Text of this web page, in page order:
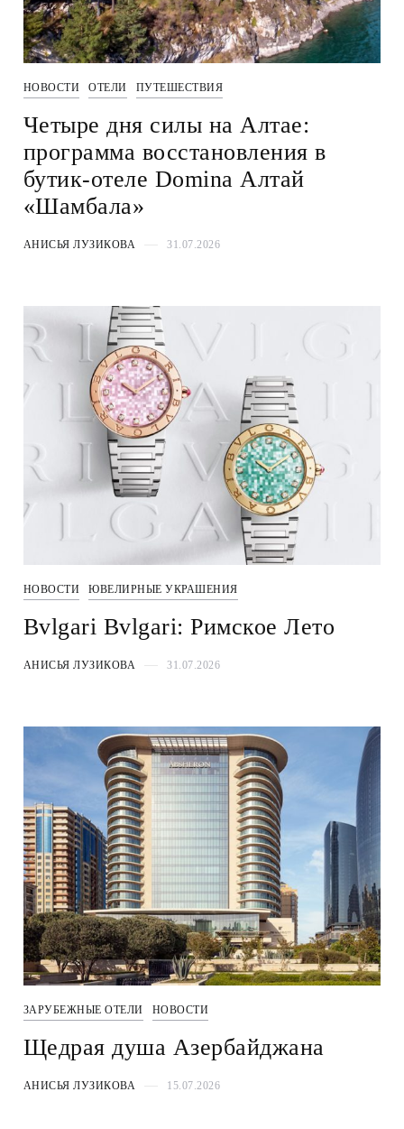
НОВОСТИ ОТЕЛИ ПУТЕШЕСТВИЯ
Четыре дня силы на Алтае:
программа восстановления в
бутик-отеле Domina Алтай
«Шамбала»
АНИСЬЯ ЛУЗИКОВА 31.07.2026
НОВОСТИ ЮВЕЛИРНЫЕ УКРАШЕНИЯ
Bvlgari Bvlgari: Римское Лето
АНИСЬЯ ЛУЗИКОВА 31.07.2026
ЗАРУБЕЖНЫЕ ОТЕЛИ НОВОСТИ
Щедрая душа Азербайджана
АНИСЬЯ ЛУЗИКОВА 15.07.2026